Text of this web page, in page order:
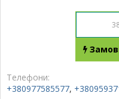
Телефони:
+380977585577,